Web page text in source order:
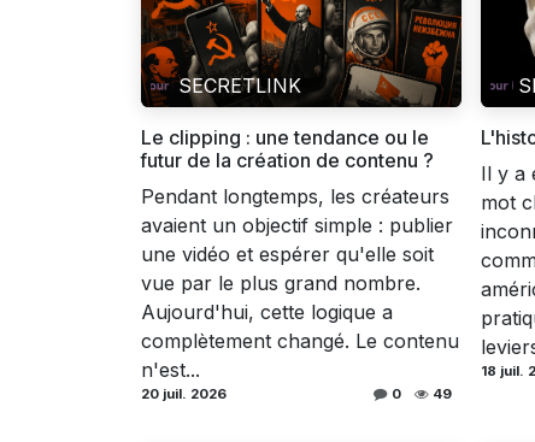
SECRETLINK
Le clipping : une tendance ou le
futur de la création de contenu ?
Pendant longtemps, les créateurs
avaient un objectif simple : publier
une vidéo et espérer qu'elle soit
vue par le plus grand nombre.
Aujourd'hui, cette logique a
complètement changé. Le contenu
n'est...
20 juil. 2026 0 49
Il y a
mot
18 juil.